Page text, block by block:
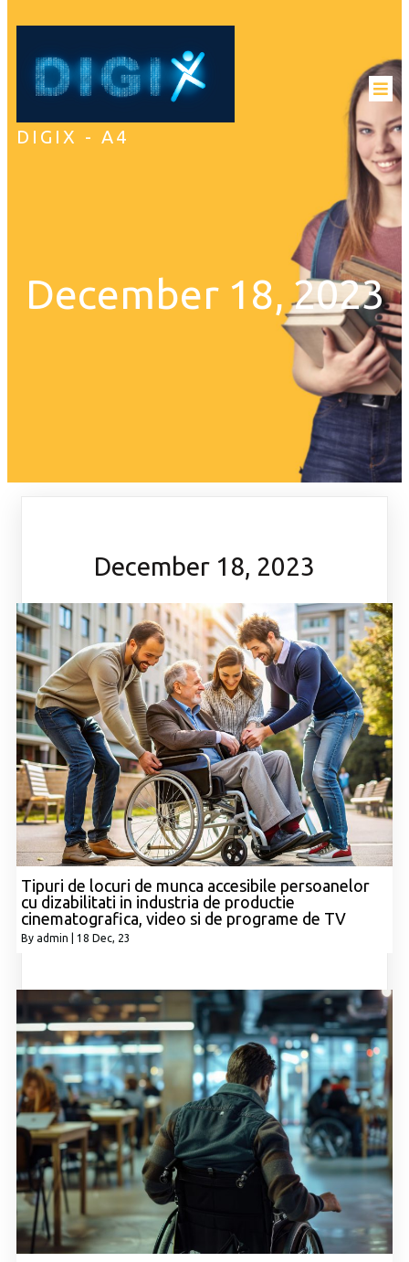
DIGIX - A4
December 18, 2023
December 18, 2023
Tipuri de locuri de munca accesibile persoanelor
cu dizabilitati in industria de productie
cinematografica, video si de programe de TV
By admin 18 Dec, 23